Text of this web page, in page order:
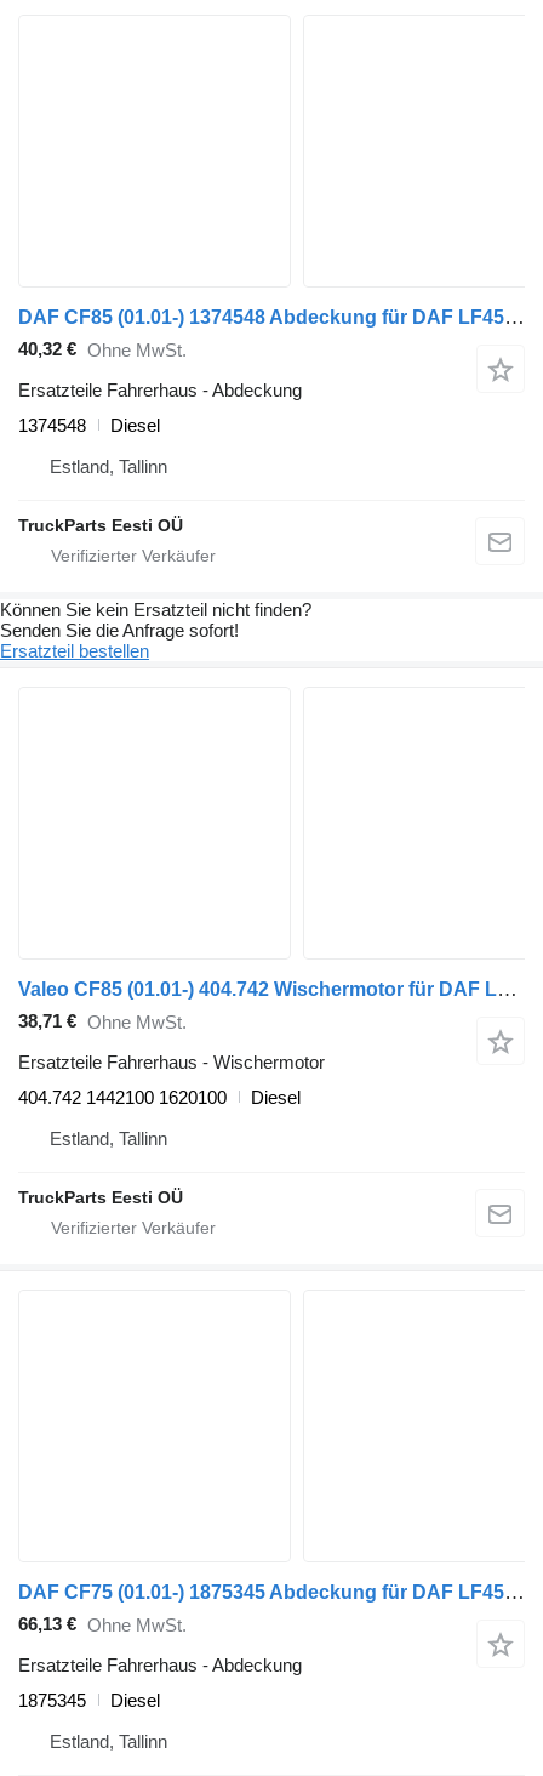
DAF CF85 (01.01-) 1374548 Abdeckung für DAF LF45, LF55, LF180, CF65, CF75, CF85 (2001-) Sattelzugmaschine
40,32 € Ohne MwSt.
Ersatzteile Fahrerhaus - Abdeckung
1374548
Diesel
Estland, Tallinn
TruckParts Eesti OÜ
Können Sie kein Ersatzteil nicht finden?
Senden Sie die Anfrage sofort!
Ersatzteil bestellen
Valeo CF85 (01.01-) 404.742 Wischermotor für DAF LF45, LF55, LF180, CF65, CF75, CF85 (2001-) Sattelzugmaschine
38,71 € Ohne MwSt.
Ersatzteile Fahrerhaus - Wischermotor
404.742 1442100 1620100
Diesel
Estland, Tallinn
TruckParts Eesti OÜ
DAF CF75 (01.01-) 1875345 Abdeckung für DAF LF45, LF55, LF180, CF65, CF75, CF85 (2001-) Sattelzugmaschine
66,13 € Ohne MwSt.
Ersatzteile Fahrerhaus - Abdeckung
1875345
Diesel
Estland, Tallinn